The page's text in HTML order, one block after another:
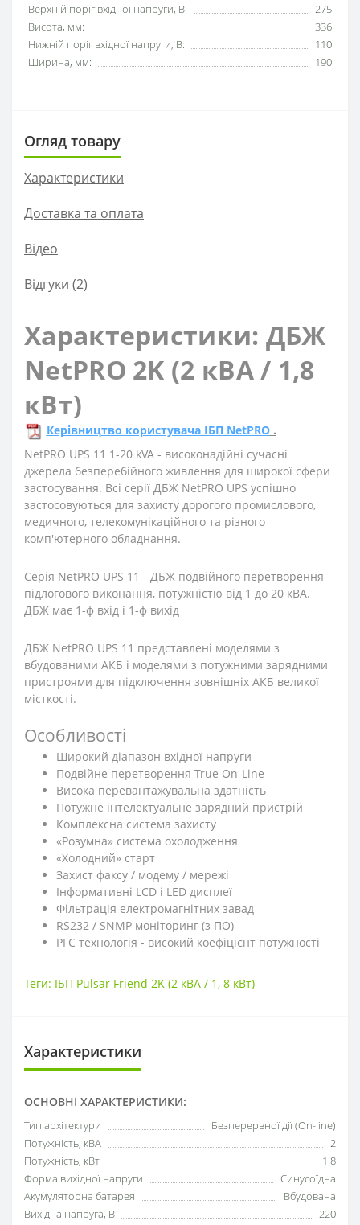
Верхній поріг вхідної напруги, В:
275
Висота, мм:
336
Нижній поріг вхідної напруги, В:
110
Ширина, мм:
190
Огляд товару
Характеристики
Доставка та оплата
Вiдео
Відгуки (2)
Характеристики: ДБЖ
NetPRO 2K (2 кВА / 1,8
кВт)
Керівництво користувача ІБП NetPRO.
NetPRO UPS 11 1-20 kVA - високонадійні сучасні
джерела безперебійного живлення для широкої сфери
застосування. Всі серії ДБЖ NetPRO UPS успішно
застосовуються для захисту дорогого промислового,
медичного, телекомунікаційного та різного
комп'ютерного обладнання.
Серія NetPRO UPS 11 - ДБЖ подвійного перетворення
підлогового виконання, потужністю від 1 до 20 кВА.
ДБЖ має 1-ф вхід і 1-ф вихід
ДБЖ NetPRO UPS 11 представлені моделями з
вбудованими АКБ і моделями з потужними зарядними
пристроями для підключення зовнішніх АКБ великої
місткості.
Особливості
Широкий діапазон вхідної напруги
Подвійне перетворення True On-Line
Висока перевантажувальна здатність
Потужне інтелектуальне зарядний пристрій
Комплексна система захисту
«Розумна» система охолодження
«Холодний» старт
Захист факсу / модему / мережі
Інформативні LCD і LED дисплеї
Фільтрація електромагнітних завад
RS232 / SNMP моніторинг (з ПО)
PFC технологія - високий коефіцієнт потужності
Теги: ІБП Pulsar Friend 2K (2 кВА / 1, 8 кВт)
Характеристики
ОСНОВНІ ХАРАКТЕРИСТИКИ:
Тип архітектури
Безперервної дії (On-line)
Потужність, кВА
2
Потужність, кВт
1.8
Форма вихідної напруги
Синусоїдна
Акумуляторна батарея
Вбудована
Вихідна напруга, В
220